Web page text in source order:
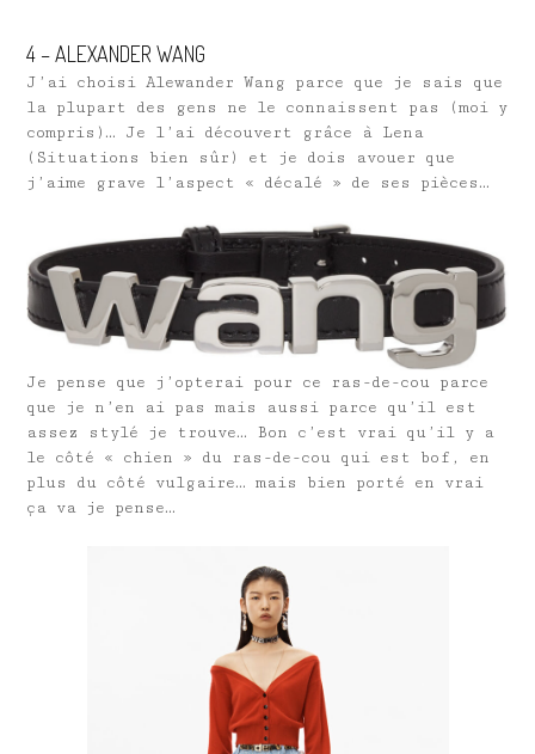
4 – ALEXANDER WANG
J’ai choisi Alewander Wang parce que je sais que
la plupart des gens ne le connaissent pas (moi y
compris)… Je l’ai découvert grâce à Lena
(Situations bien sûr) et je dois avouer que
j’aime grave l’aspect « décalé » de ses pièces…
Je pense que j’opterai pour ce ras-de-cou parce
que je n’en ai pas mais aussi parce qu’il est
assez stylé je trouve… Bon c’est vrai qu’il y a
le côté « chien » du ras-de-cou qui est bof, en
plus du côté vulgaire… mais bien porté en vrai
ça va je pense…